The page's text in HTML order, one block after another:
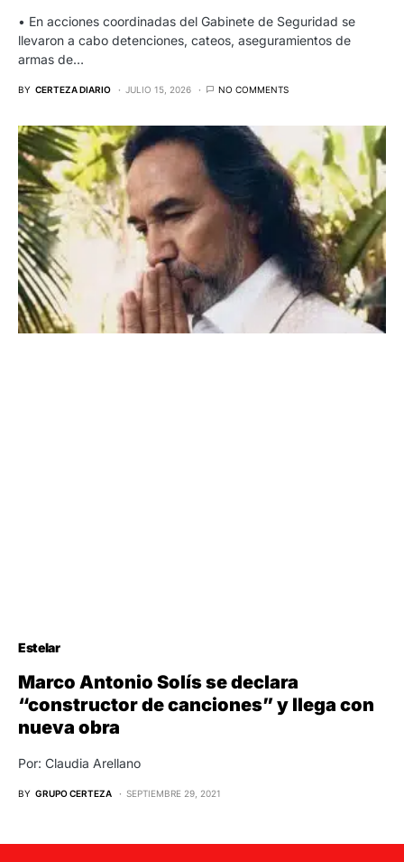
• En acciones coordinadas del Gabinete de Seguridad se
llevaron a cabo detenciones, cateos, aseguramientos de
armas de…
BY CERTEZA DIARIO JULIO 15, 2026 NO COMMENTS
Estelar
Marco Antonio Solís se declara
“constructor de canciones” y llega con
nueva obra
Por: Claudia Arellano
BY GRUPO CERTEZA SEPTIEMBRE 29, 2021